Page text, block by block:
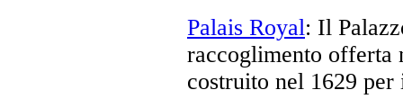
Palais Royal: Il
raccoglimento offerta
costruito nel 1629